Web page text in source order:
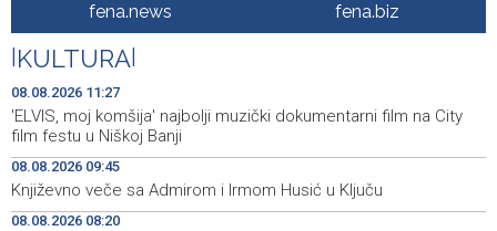
Izraelska vojska nastavlja napade na jugu Libana uprkos
prekidu vatre i pregovorima
14:01 Izraelske snage izvršile raciju u gradu na Zapadnoj obali
13:54
Normalizovan saobraćaj na dionici puta Stolac–Neum,
kod mjesta Udora, nakon nezgode
13:15
Vučić i Zelenski u Beogradu: Srbija podržava teritorijalni
integritet Ukrajine
fena.news fena.biz
KULTURA
08.08.2026 11:27
'ELVIS, moj komšija' najbolji muzički dokumentarni film na City
film festu u Niškoj Banji
08.08.2026 09:45
Književno veče sa Admirom i Irmom Husić u Ključu
08.08.2026 08:20